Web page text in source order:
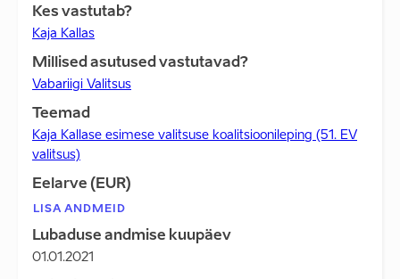
Kes vastutab?
Kaja Kallas
Millised asutused vastutavad?
Vabariigi Valitsus
Teemad
Kaja Kallase esimese valitsuse koalitsioonileping (51. EV
valitsus)
Eelarve (EUR)
LISA ANDMEID
Lubaduse andmise kuupäev
01.01.2021